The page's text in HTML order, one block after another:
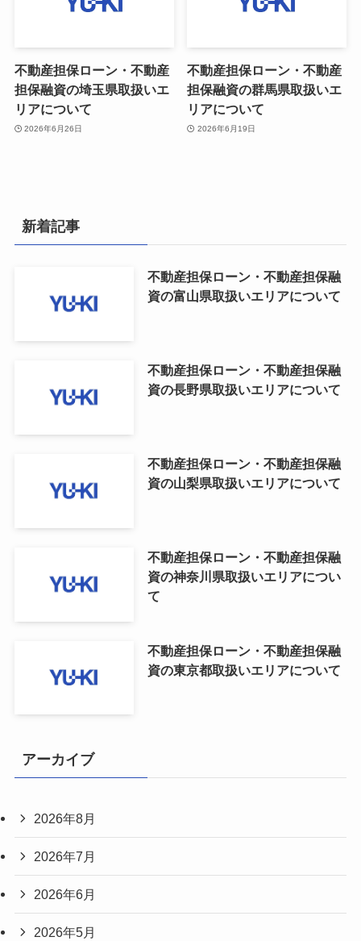
不動産担保ローン・不動産
担保融資の埼玉県取扱いエ
リアについて
2026年6月26日
不動産担保ローン・不動産
担保融資の群馬県取扱いエ
リアについて
2026年6月19日
新着記事
不動産担保ローン・不動産担保融
資の富山県取扱いエリアについて
不動産担保ローン・不動産担保融
資の長野県取扱いエリアについて
不動産担保ローン・不動産担保融
資の山梨県取扱いエリアについて
不動産担保ローン・不動産担保融
資の神奈川県取扱いエリアについ
て
不動産担保ローン・不動産担保融
資の東京都取扱いエリアについて
アーカイブ
2026年8月
2026年7月
2026年6月
2026年5月